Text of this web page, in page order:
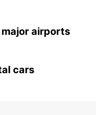
airports
cars